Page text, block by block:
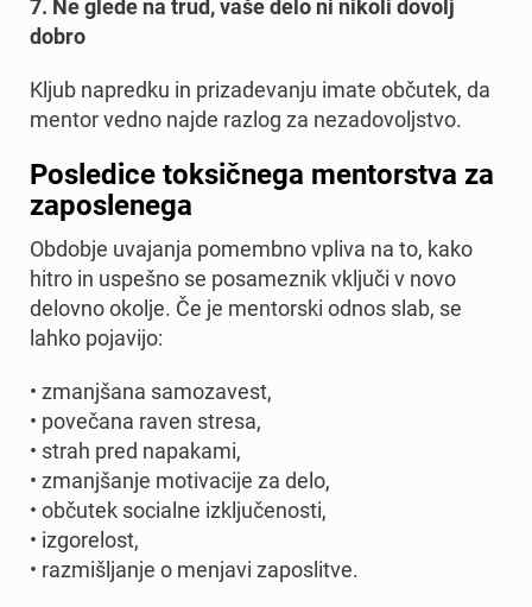
7. Ne glede na trud, vaše delo ni nikoli dovolj
dobro
Kljub napredku in prizadevanju imate občutek, da
mentor vedno najde razlog za nezadovoljstvo.
Posledice toksičnega mentorstva za
zaposlenega
Obdobje uvajanja pomembno vpliva na to, kako
hitro in uspešno se posameznik vključi v novo
delovno okolje. Če je mentorski odnos slab, se
lahko pojavijo:
• zmanjšana samozavest,
• povečana raven stresa,
• strah pred napakami,
• zmanjšanje motivacije za delo,
• občutek socialne izključenosti,
• izgorelost,
• razmišljanje o menjavi zaposlitve.